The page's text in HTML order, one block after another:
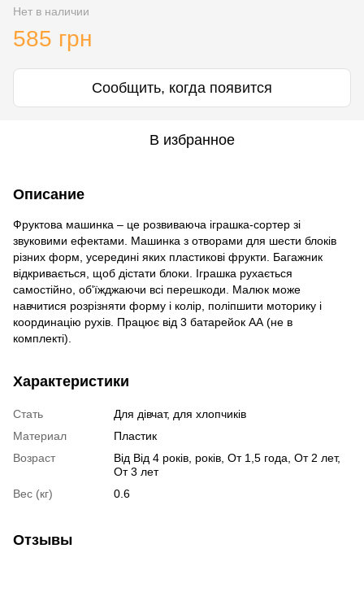
Нет в наличии
585 грн
Сообщить, когда появится
В избранное
Описание
Фруктова машинка – це розвиваюча іграшка-сортер зі
звуковими ефектами. Машинка з отворами для шести блоків
різних форм, усередині яких пластикові фрукти. Багажник
відкривається, щоб дістати блоки. Іграшка рухається
самостійно, об'їжджаючи всі перешкоди. Малюк може
навчитися розрізняти форму і колір, поліпшити моторику і
координацію рухів. Працює від 3 батарейок АА (не в
комплекті).
Характеристики
Стать
Для дівчат, для хлопчиків
Материал
Пластик
Возраст
Від Від 4 років, років, От 1,5 года, От 2 лет,
От 3 лет
Вес (кг)
0.6
Отзывы